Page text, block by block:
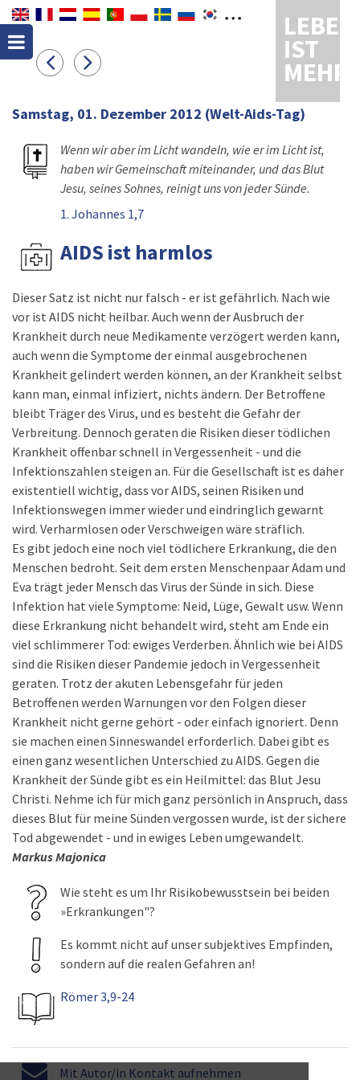
LEBEN
IST
MEHR
Samstag, 01. Dezember 2012 (Welt-Aids-Tag)
Wenn wir aber im Licht wandeln, wie er im Licht ist,
haben wir Gemeinschaft miteinander, und das Blut
Jesu, seines Sohnes, reinigt uns von jeder Sünde.
1. Johannes 1,7
AIDS ist harmlos
Dieser Satz ist nicht nur falsch - er ist gefährlich. Nach wie
vor ist AIDS nicht heilbar. Auch wenn der Ausbruch der
Krankheit durch neue Medikamente verzögert werden kann,
auch wenn die Symptome der einmal ausgebrochenen
Krankheit gelindert werden können, an der Krankheit selbst
kann man, einmal infiziert, nichts ändern. Der Betroffene
bleibt Träger des Virus, und es besteht die Gefahr der
Verbreitung. Dennoch geraten die Risiken dieser tödlichen
Krankheit offenbar schnell in Vergessenheit - und die
Infektionszahlen steigen an. Für die Gesellschaft ist es daher
existentiell wichtig, dass vor AIDS, seinen Risiken und
Infektionswegen immer wieder und eindringlich gewarnt
wird. Verharmlosen oder Verschweigen wäre sträflich.
Es gibt jedoch eine noch viel tödlichere Erkrankung, die den
Menschen bedroht. Seit dem ersten Menschenpaar Adam und
Eva trägt jeder Mensch das Virus der Sünde in sich. Diese
Infektion hat viele Symptome: Neid, Lüge, Gewalt usw. Wenn
diese Erkrankung nicht behandelt wird, steht am Ende ein
viel schlimmerer Tod: ewiges Verderben. Ähnlich wie bei AIDS
sind die Risiken dieser Pandemie jedoch in Vergessenheit
geraten. Trotz der akuten Lebensgefahr für jeden
Betroffenen werden Warnungen vor den Folgen dieser
Krankheit nicht gerne gehört - oder einfach ignoriert. Denn
sie machen einen Sinneswandel erforderlich. Dabei gibt es
einen ganz wesentlichen Unterschied zu AIDS. Gegen die
Krankheit der Sünde gibt es ein Heilmittel: das Blut Jesu
Christi. Nehme ich für mich ganz persönlich in Anspruch, dass
dieses Blut für meine Sünden vergossen wurde, ist der sichere
Tod abgewendet - und in ewiges Leben umgewandelt.
Markus Majonica
Wie steht es um Ihr Risikobewusstsein bei beiden
»Erkrankungen"?
Es kommt nicht auf unser subjektives Empfinden,
sondern auf die realen Gefahren an!
Römer 3,9-24
Mit Autor/in Kontakt aufnehmen